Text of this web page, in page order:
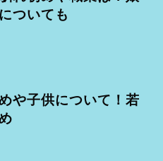
ついても
や子供について！若